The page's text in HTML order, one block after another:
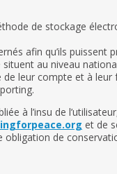
de stockage
afin qu’ils puissent
au niveau
leur compte et à
à l’insu de
et de
obligation de